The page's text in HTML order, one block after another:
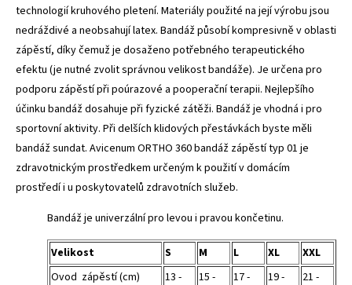
technologií kruhového pletení. Materiály použité na její výrobu jsou
nedráždivé a neobsahují latex. Bandáž působí kompresivně v oblasti
zápěstí, díky čemuž je dosaženo potřebného terapeutického
efektu (je nutné zvolit správnou velikost bandáže). Je určena pro
podporu zápěstí při poúrazové a pooperační terapii. Nejlepšího
účinku bandáž dosahuje při fyzické zátěži. Bandáž je vhodná i pro
sportovní aktivity. Při delších klidových přestávkách byste měli
bandáž sundat. Avicenum ORTHO 360 bandáž zápěstí typ 01 je
zdravotnickým prostředkem určeným k použití v domácím
prostředí i u poskytovatelů zdravotních služeb.
Bandáž je univerzální pro levou i pravou končetinu.
Velikost S M L XL
XXL
Ovod zápěstí (cm)
13 -
15 -
17 -
19 -
21 -